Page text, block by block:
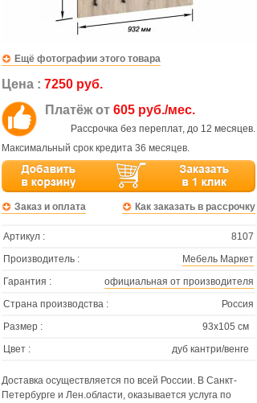
Ещё фотографии этого товара
Цена : 7250 руб.
Платёж от 605 руб./мес.
Рассрочка без переплат, до 12 месяцев.
Максимальный срок кредита 36 месяцев.
Заказ и оплата Как заказать в рассрочку
Артикул :
8107
Производитель :
Мебель Маркет
Гарантия :
официальная от производителя
Страна производства :
Россия
Размер :
93х105 см
Цвет :
дуб кантри/венге
Доставка осуществляется по всей России. В Санкт-
Петербурге и Лен.области, оказывается услуга по